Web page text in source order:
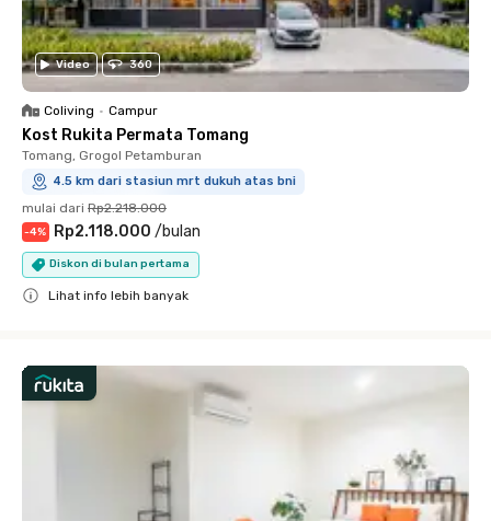
Video 360
Coliving • Campur
Kost Rukita Permata Tomang
Tomang, Grogol Petamburan
4.5 km dari stasiun mrt dukuh atas bni
mulai dari Rp2.218.000
-4% Rp2.118.000 /bulan
Diskon di bulan pertama
Lihat info lebih banyak